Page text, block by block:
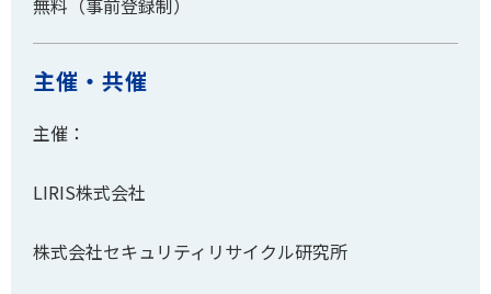
主催・共催
主催：
LIRIS株式会社
株式会社セキュリティリサイクル研究所